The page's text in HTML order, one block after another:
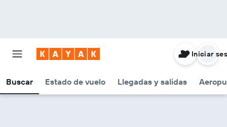
Buscar Estado de vuelo Llegadas y salidas
Iniciar